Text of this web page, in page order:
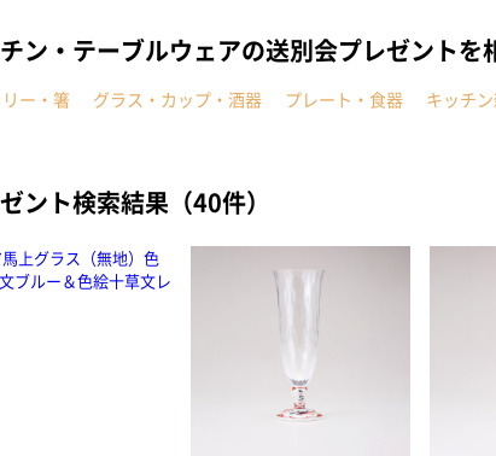
ン・テーブルウェアの送別会プレゼントを
ー・箸 グラス・カップ・酒器 プレート・食器 キッチ
ント検索結果（40件）